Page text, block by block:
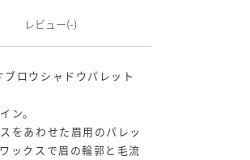
レビュー(-)
ロウシャドウパレット
ン。
をあわせた眉用のパレッ
ックスで眉の輪郭と毛流